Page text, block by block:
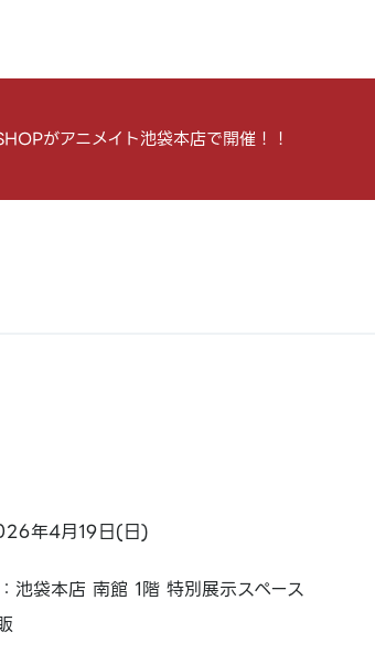
がアニメイト池袋本店で開催！！
年4月19日(日)
池袋本店 南館 1階 特別展示スペース